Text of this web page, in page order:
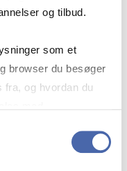
og tilbud.
som et
browser du besøger
fra, og hvordan du
- og kan altid trække
verden.
samfund